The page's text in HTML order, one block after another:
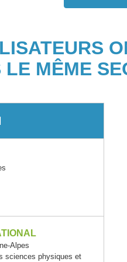
LE MÊME
Alpes
sciences physiques et